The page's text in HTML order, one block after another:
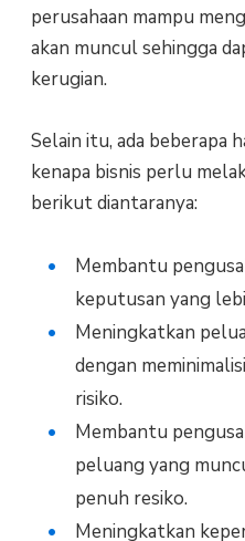
perusahaan mampu
akan muncul sehingga
kerugian.
Selain itu, ada beberapa
kenapa bisnis perlu
berikut diantaranya:
Membantu
keputusan yang
Meningkatkan
dengan
risiko.
Membantu
peluang yang
penuh resiko.
Meningkatkan